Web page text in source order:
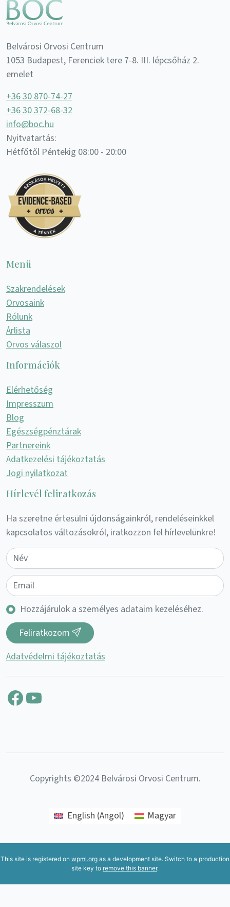
Belvárosi Orvosi Centrum
1053 Budapest, Ferenciek tere 7-8. III. lépcsőház 2.
emelet
+36 30 870-74-27
+36 30 372-68-32
info@boc.hu
Nyitvatartás:
Hétfőtől Péntekig 08:00 - 20:00
Menü
Szakrendelések
Orvosaink
Rólunk
Árlista
Orvos válaszol
Információk
Elérhetőség
Impresszum
Blog
Egészségpénztárak
Partnereink
Adatkezelési tájékoztatás
Jogi nyilatkozat
Hírlevél feliratkozás
Ha szeretne értesülni újdonságainkról, rendeléseinkkel
kapcsolatos változásokról, iratkozzon fel hírlevelünkre!
Hozzájárulok a személyes adataim kezeléséhez.
Feliratkozom
Adatvédelmi tájékoztatás
Facebook
YouTube
Copyrights ©2024 Belvárosi Orvosi Centrum.
English (Angol) Magyar
This site is registered on wpml.org as a development site. Switch to a production
site key to remove this banner.